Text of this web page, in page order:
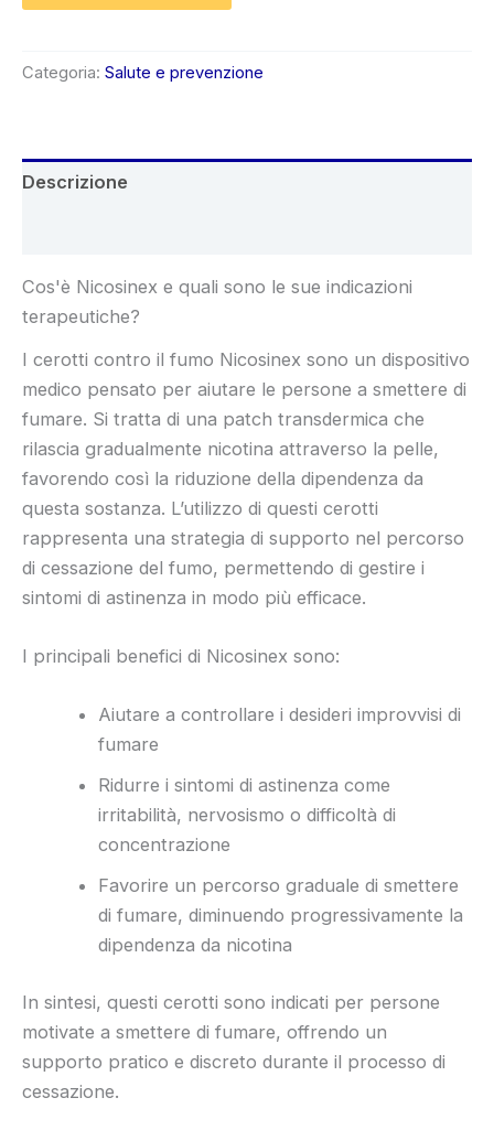
originaleattuale
Categoria: Salute e prevenzione
Descrizione
Cos'è Nicosinex e quali sono le sue indicazioni
terapeutiche?
I cerotti contro il fumo Nicosinex sono un dispositivo
medico pensato per aiutare le persone a smettere di
fumare. Si tratta di una patch transdermica che
rilascia gradualmente nicotina attraverso la pelle,
favorendo così la riduzione della dipendenza da
questa sostanza. L’utilizzo di questi cerotti
rappresenta una strategia di supporto nel percorso
di cessazione del fumo, permettendo di gestire i
sintomi di astinenza in modo più efficace.
I principali benefici di Nicosinex sono:
Aiutare a controllare i desideri improvvisi di
fumare
Ridurre i sintomi di astinenza come
irritabilità, nervosismo o difficoltà di
concentrazione
Favorire un percorso graduale di smettere
di fumare, diminuendo progressivamente la
dipendenza da nicotina
In sintesi, questi cerotti sono indicati per persone
motivate a smettere di fumare, offrendo un
supporto pratico e discreto durante il processo di
cessazione.